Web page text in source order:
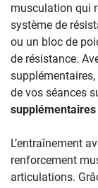
musculation qui
système de
ou un bloc de
de résistance.
de vos séances
L’entraînement
renforcement
articulations.